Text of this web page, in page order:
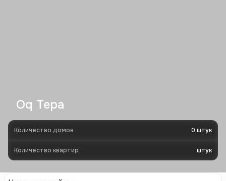
Oq Tepa
Количество домов 0 штук
Количество квартир штук